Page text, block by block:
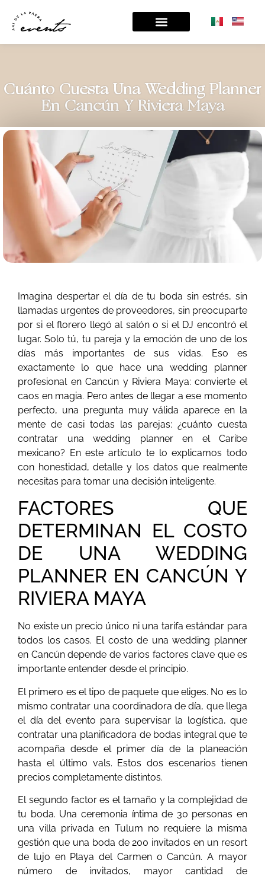
Cuánto Cuesta Una Wedding Planner
En Cancún Y Riviera Maya
Imagina despertar el día de tu boda sin estrés, sin
llamadas urgentes de proveedores, sin preocuparte
por si el florero llegó al salón o si el DJ encontró el
lugar. Solo tú, tu pareja y la emoción de uno de los
días más importantes de sus vidas. Eso es
exactamente lo que hace una wedding planner
profesional en Cancún y Riviera Maya: convierte el
caos en magia. Pero antes de llegar a ese momento
perfecto, una pregunta muy válida aparece en la
mente de casi todas las parejas: ¿cuánto cuesta
contratar una wedding planner en el Caribe
mexicano? En este artículo te lo explicamos todo
con honestidad, detalle y los datos que realmente
necesitas para tomar una decisión inteligente.
FACTORES QUE
DETERMINAN EL COSTO
DE UNA WEDDING
PLANNER EN CANCÚN Y
RIVIERA MAYA
No existe un precio único ni una tarifa estándar para
todos los casos. El costo de una wedding planner
en Cancún depende de varios factores clave que es
importante entender desde el principio.
El primero es el tipo de paquete que eliges. No es lo
mismo contratar una coordinadora de día, que llega
el día del evento para supervisar la logística, que
contratar una planificadora de bodas integral que te
acompaña desde el primer día de la planeación
hasta el último vals. Estos dos escenarios tienen
precios completamente distintos.
El segundo factor es el tamaño y la complejidad de
tu boda. Una ceremonia íntima de 30 personas en
una villa privada en Tulum no requiere la misma
gestión que una boda de 200 invitados en un resort
de lujo en Playa del Carmen o Cancún. A mayor
número de invitados, mayor cantidad de